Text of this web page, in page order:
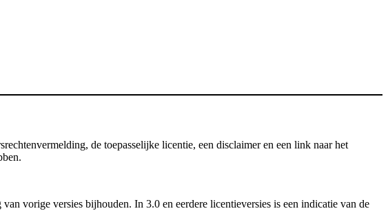
de toepasselijke licentie, een disclaimer en een link naar het
vorige versies bijhouden. In 3.0 en eerdere licentieversies is een indicatie van de